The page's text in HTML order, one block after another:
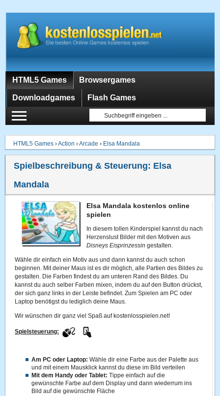
HTML5 Games Browsergames
Downloadgames Flash Games
HTML5 Games ›Action ›Arcade › Elsa Mandala
Spielbeschreibung & Steuerung: Elsa
Mandala
Elsa Mandala kostenlos online
spielen
In diesem tollen Kinderspiel kannst du nach
Herzenslust Bilder mit den Motiven aus
Disneys Eisprinzessingestalten.
Wähle dir einfach ein Motiv aus und dann kannst du auch schon
beginnen. Mit deiner Maus ist es dir möglich, alle Partien des Bildes zu
gestalten. Die Farben findest du am unteren Rand des Bildes. Du
kannst du auch selber Farben mixen, indem du auf den Button drückst,
der sich ganz links in der Leiste befindet. Zum Spielen am PC oder
Laptop benötigst du lediglich deine Maus.
Wir wünschen dir ganz viel Spaß auf kostenlosspielen.net!
Spielsteuerung:
Am PC oder Laptop:Wähle dir eine Farbe aus der Palette aus
und mit einem Mausklick kannst du diese im Bild verteilen
Mit dem Handy oder Tablet: Tippe einfach auf die
gewünschte Farbe auf dem Display und dann wiederrum ins
Bild auf die gewünschte Fläche